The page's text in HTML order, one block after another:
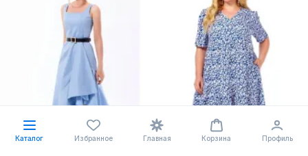
Каталог Избранное Главная Корзина Профиль